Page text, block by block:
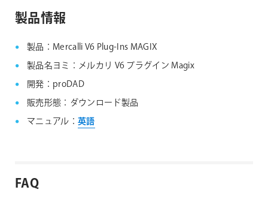
製品情報
製品：Mercalli V6 Plug-Ins MAGIX
製品名ヨミ：メルカリ V6 プラグイン Magix
開発：proDAD
販売形態：ダウンロード製品
マニュアル： 英語
FAQ